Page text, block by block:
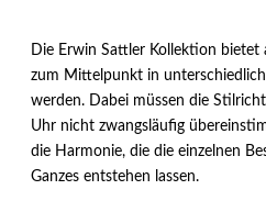
Die Erwin Sattler Kollektion
zum Mittelpunkt in
werden. Dabei müssen die
Uhr nicht zwangsläufig
die Harmonie, die die einzelnen
Ganzes entstehen lassen.